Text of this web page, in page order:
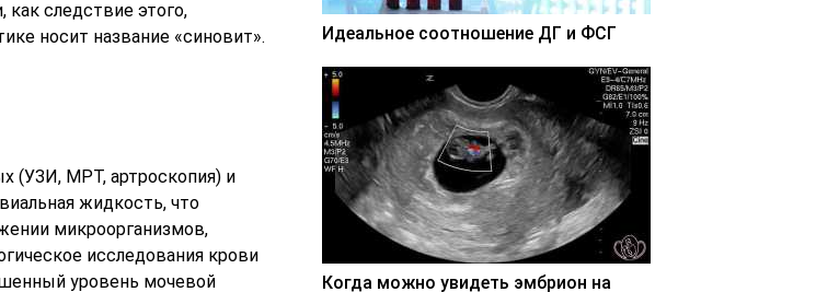
как следствие этого,
носит название «синовит».
(УЗИ, МРТ, артроскопия) и
жидкость, что
микроорганизмов,
исследования крови
уровень мочевой
Идеальное соотношение ДГ и ФСГ
Когда можно увидеть эмбрион на